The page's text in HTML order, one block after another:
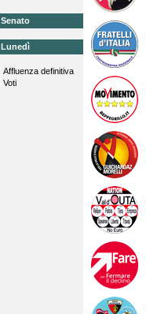
Senato
Lunedì
Affluenza definitiva
Voti